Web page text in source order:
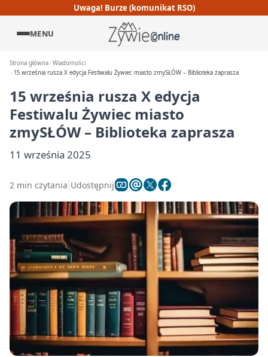
Uwaga! Burze (komunikat RSO)
MENU
Strona główna Wiadomości
15 września rusza X edycja Festiwalu Żywiec miasto zmySŁÓW – Biblioteka zaprasza
15 września rusza X edycja
Festiwalu Żywiec miasto
zmySŁÓW – Biblioteka zaprasza
11 września 2025
2 min czytania Udostępnij